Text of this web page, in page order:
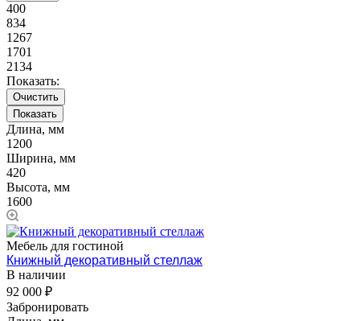
400
834
1267
1701
2134
Показать:
Очистить
Длина, мм
1200
Ширина, мм
420
Высота, мм
1600
Мебель для гостиной
Книжный декоративный стеллаж
В наличии
92 000 ₽
Забронировать